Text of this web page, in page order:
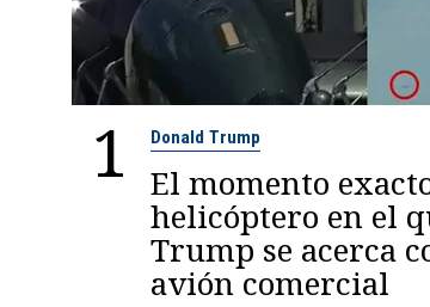
1 Donald Trump
El momento
helicóptero en el
Trump se acerca
avión comercial